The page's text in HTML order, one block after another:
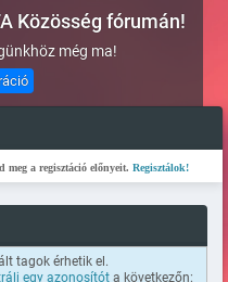
Közösség fórumán!
még ma!
a regisztáció előnyeit.Regisztálok!
tagok érhetik el.
egy azonosítót a következőn: